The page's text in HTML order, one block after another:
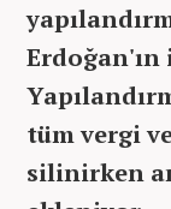
Erdoğan'ın
tüm vergi
silinirken